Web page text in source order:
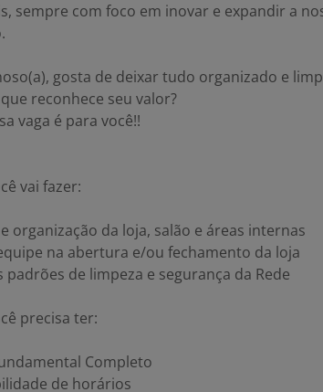
sempre com foco em inovar e expandir a
gosta de deixar tudo organizado e
reconhece seu valor?
vaga é para você!!
vai fazer:
organização da loja, salão e áreas internas
na abertura e/ou fechamento da loja
padrões de limpeza e segurança da Rede
precisa ter:
Completo
de horários